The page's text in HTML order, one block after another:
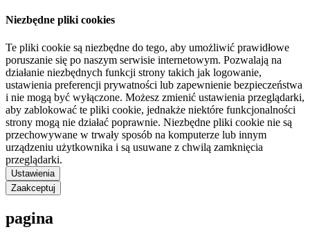
Niezbędne pliki cookies
Te pliki cookie są niezbędne do tego, aby umożliwić prawidłowe
poruszanie się po naszym serwisie internetowym. Pozwalają na
działanie niezbędnych funkcji strony takich jak logowanie,
ustawienia preferencji prywatności lub zapewnienie bezpieczeństwa
i nie mogą być wyłączone. Możesz zmienić ustawienia przeglądarki,
aby zablokować te pliki cookie, jednakże niektóre funkcjonalności
strony mogą nie działać poprawnie. Niezbędne pliki cookie nie są
przechowywane w trwały sposób na komputerze lub innym
urządzeniu użytkownika i są usuwane z chwilą zamknięcia
przeglądarki.
Ustawienia
Zaakceptuj
pagina